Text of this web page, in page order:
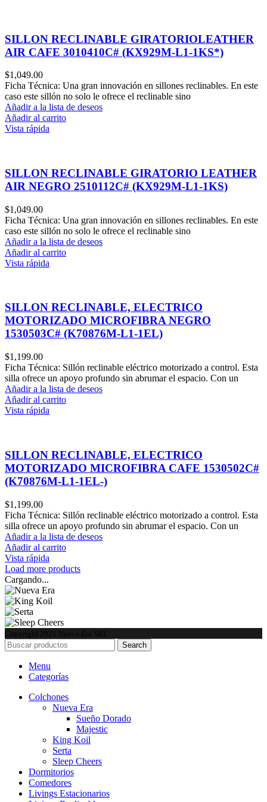
SILLON RECLINABLE GIRATORIOLEATHER
AIR CAFE 3010410C# (KX929M-L1-1KS*)
$1,049.00
Ficha Técnica: Una gran innovación en sillones reclinables. En este
caso este sillón no solo le ofrece el reclinable sino
Añadir a la lista de deseos
Añadir al carrito
Vista rápida
SILLON RECLINABLE GIRATORIO LEATHER
AIR NEGRO 2510112C# (KX929M-L1-1KS)
$1,049.00
Ficha Técnica: Una gran innovación en sillones reclinables. En este
caso este sillón no solo le ofrece el reclinable sino
Añadir a la lista de deseos
Añadir al carrito
Vista rápida
SILLON RECLINABLE, ELECTRICO
MOTORIZADO MICROFIBRA NEGRO
1530503C# (K70876M-L1-1EL)
$1,199.00
Ficha Técnica: Sillón reclinable eléctrico motorizado a control. Esta
silla ofrece un apoyo profundo sin abrumar el espacio. Con un
Añadir a la lista de deseos
Añadir al carrito
Vista rápida
SILLON RECLINABLE, ELECTRICO
MOTORIZADO MICROFIBRA CAFE 1530502C#
(K70876M-L1-1EL-)
$1,199.00
Ficha Técnica: Sillón reclinable eléctrico motorizado a control. Esta
silla ofrece un apoyo profundo sin abrumar el espacio. Con un
Añadir a la lista de deseos
Añadir al carrito
Vista rápida
Load more products
Cargando...
Copyright
2021 Nueva Era SRL
Search
Menu
Categorías
Colchones
Nueva Era
Sueño Dorado
Majestic
King Koil
Serta
Sleep Cheers
Dormitorios
Comedores
Livings Estacionarios